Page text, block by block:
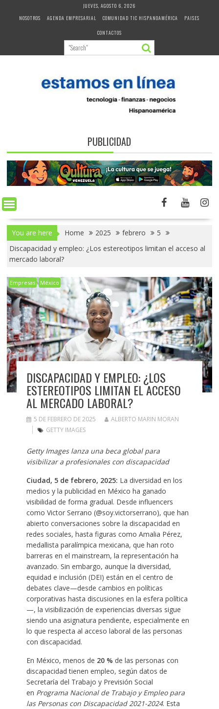
JUEVES, AGOSTO 6, 2026
NOSOTROS
AGENDA EMPRESARIAL COMUNIDAD TIC HISPANOAMÉRICA
PAISES
CONTACTOS
PUBLICIDAD
You are here Home 2025 febrero
5
Discapacidad y empleo: ¿Los estereotipos limitan el acceso al
mercado laboral?
Empresas México
DISCAPACIDAD Y EMPLEO: ¿LOS
ESTEREOTIPOS LIMITAN EL ACCESO
AL MERCADO LABORAL?
5 DE FEBRERO DE 2025
ALBERTO MARIN MORAN
GETTY IMAGES
Getty Images lanza una beca global para
visibilizar a profesionales con discapacidad
Ciudad, 5 de febrero, 2025: La diversidad en los
medios y la publicidad en México ha ganado
visibilidad de forma gradual. Desde influencers
como Victor Serrano (@soy.victorserrano), que han
abierto conversaciones sobre la discapacidad en
redes sociales, hasta figuras como Amalia Pérez,
medallista paralímpica mexicana, que han roto
barreras en el mainstream, la representación ha
avanzado. Sin embargo, aunque la diversidad,
equidad e inclusión (DEI) están en el centro de
debates clave—desde cambios en políticas
corporativas hasta discusiones en la esfera política
—, la visibilización de experiencias diversas sigue
siendo una asignatura pendiente, especialmente en
lo que respecta al acceso laboral de las personas
con discapacidad.
En México, menos de 20 % de las personas con
discapacidad tienen empleo, según datos de
Secretaría del Trabajo y Previsión Social
en Programa Nacional de Trabajo y Empleo para
las Personas con Discapacidad 2021-2024. Esta